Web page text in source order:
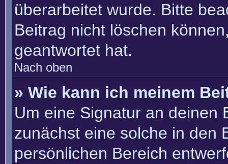
überarbeitet wurde. Bitte
Beitrag nicht löschen
geantwortet hat.
Nach oben
» Wie kann ich meinem
Um eine Signatur an deinen
zunächst eine solche in den
persönlichen Bereich